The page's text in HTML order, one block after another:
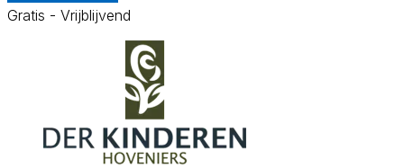
Gratis - Vrijblijvend